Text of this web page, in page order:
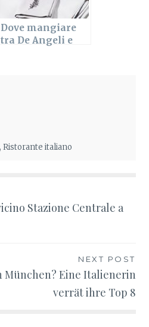
Dove mangiare
tra De Angeli e
,Ristorante italiano
Stazione Centrale a
NEXT POST
München? Eine Italienerin
verrät ihre Top 8